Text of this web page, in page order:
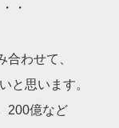
・
わせて、
と思います。
200億など